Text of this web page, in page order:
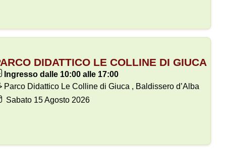
DIDATTICO LE COLLINE DI GIUCA
Ingresso dalle 10:00 alle 17:00
Parco Didattico Le Colline di Giuca , Baldissero d’Alba
Sabato 15Agosto 2026